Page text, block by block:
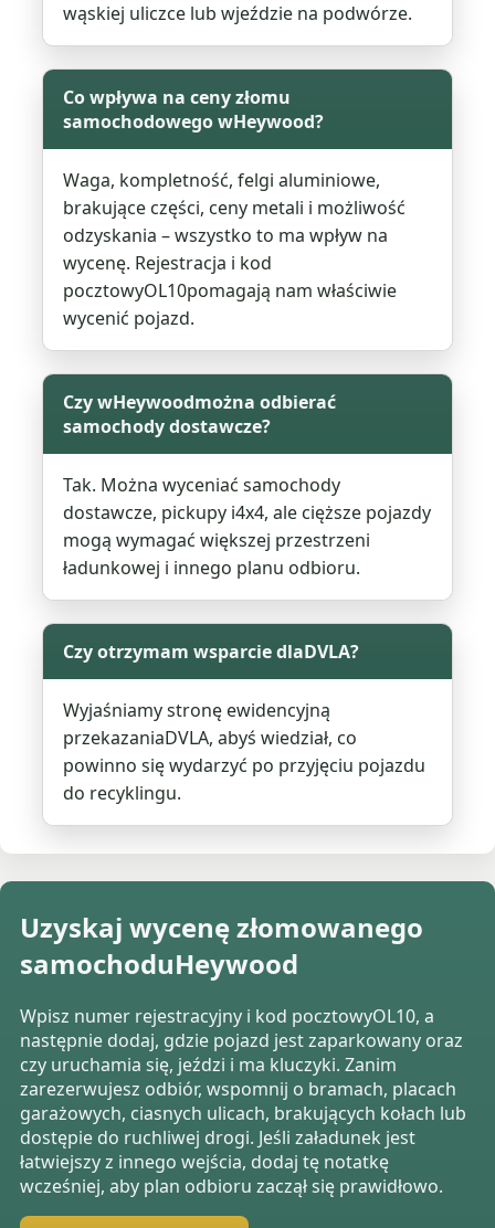
wąskiej uliczce lub wjeździe na podwórze.
Co wpływa na ceny złomu
samochodowego wHeywood?
Waga, kompletność, felgi aluminiowe,
brakujące części, ceny metali i możliwość
odzyskania – wszystko to ma wpływ na
wycenę. Rejestracja i kod
pocztowyOL10pomagają nam właściwie
wycenić pojazd.
Czy wHeywoodmożna odbierać
samochody dostawcze?
Tak. Można wyceniać samochody
dostawcze, pickupy i4x4, ale cięższe pojazdy
mogą wymagać większej przestrzeni
ładunkowej i innego planu odbioru.
Czy otrzymam wsparcie dlaDVLA?
Wyjaśniamy stronę ewidencyjną
przekazaniaDVLA, abyś wiedział, co
powinno się wydarzyć po przyjęciu pojazdu
do recyklingu.
Uzyskaj wycenę złomowanego
samochoduHeywood
Wpisz numer rejestracyjny i kod pocztowyOL10, a
następnie dodaj, gdzie pojazd jest zaparkowany oraz
czy uruchamia się, jeździ i ma kluczyki. Zanim
zarezerwujesz odbiór, wspomnij o bramach, placach
garażowych, ciasnych ulicach, brakujących kołach lub
dostępie do ruchliwej drogi. Jeśli załadunek jest
łatwiejszy z innego wejścia, dodaj tę notatkę
wcześniej, aby plan odbioru zaczął się prawidłowo.